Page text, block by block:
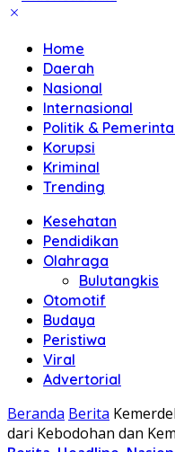
Home
Daerah
Nasional
Internasional
Politik &
Korupsi
Kriminal
Trending
Kesehatan
Pendidikan
Olahraga
Bulutangkis
Otomotif
Budaya
Peristiwa
Viral
Advertorial
Beranda Berita
dari Kebodohan dan